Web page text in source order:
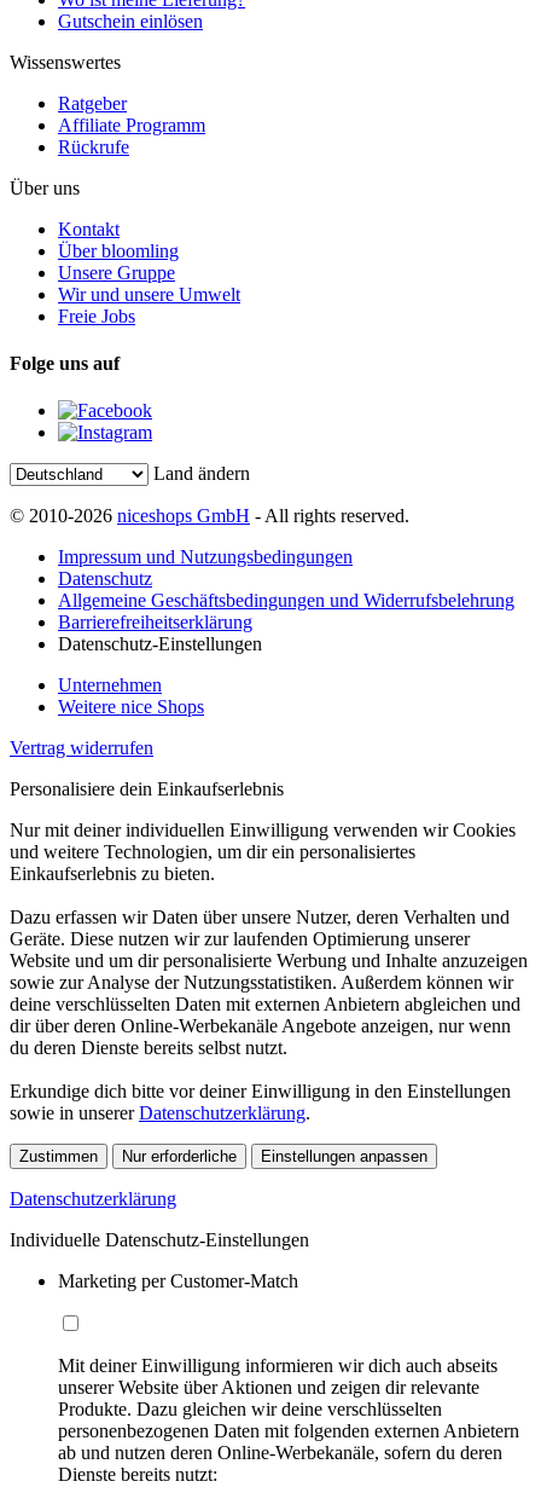
Gutschein einlösen
Wissenswertes
Ratgeber
Affiliate Programm
Rückrufe
Über uns
Kontakt
Über bloomling
Unsere Gruppe
Wir und unsere Umwelt
Freie Jobs
Folge uns auf
Land ändern
© 2010-2026 niceshops GmbH - All rights reserved.
Impressum und Nutzungsbedingungen
Datenschutz
Allgemeine Geschäftsbedingungen und Widerrufsbelehrung
Barrierefreiheitserklärung
Datenschutz-Einstellungen
Unternehmen
Weitere nice Shops
Vertrag widerrufen
Personalisiere dein Einkaufserlebnis
Nur mit deiner individuellen Einwilligung verwenden wir Cookies
und weitere Technologien, um dir ein personalisiertes
Einkaufserlebnis zu bieten.
Dazu erfassen wir Daten über unsere Nutzer, deren Verhalten und
Geräte. Diese nutzen wir zur laufenden Optimierung unserer
Website und um dir personalisierte Werbung und Inhalte anzuzeigen
sowie zur Analyse der Nutzungsstatistiken. Außerdem können wir
deine verschlüsselten Daten mit externen Anbietern abgleichen und
dir über deren Online-Werbekanäle Angebote anzeigen, nur wenn
du deren Dienste bereits selbst nutzt.
Erkundige dich bitte vor deiner Einwilligung in den Einstellungen
sowie in unsererDatenschutzerklärung.
Zustimmen Nur erforderliche Einstellungen anpassen
Datenschutzerklärung
Individuelle Datenschutz-Einstellungen
Marketing per Customer-Match
Mit deiner Einwilligung informieren wir dich auch abseits
unserer Website über Aktionen und zeigen dir relevante
Produkte. Dazu gleichen wir deine verschlüsselten
personenbezogenen Daten mit folgenden externen Anbietern
ab und nutzen deren Online-Werbekanäle, sofern du deren
Dienste bereits nutzt: